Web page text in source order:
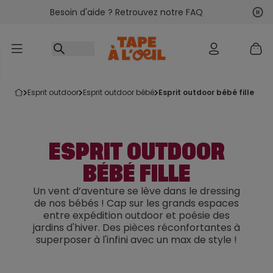
Accéder au contenu
Besoin d'aide ? Retrouvez notre FAQ
esprit outdoor esprit outdoor bébé esprit outdoor bébé fille
ESPRIT OUTDOOR
BÉBÉ FILLE
Un vent d’aventure se lève dans le dressing
de nos bébés ! Cap sur les grands espaces
entre expédition outdoor et poésie des
jardins d'hiver. Des pièces réconfortantes à
superposer à l'infini avec un max de style !